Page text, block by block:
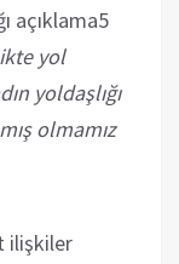
açıklama5
yol
yoldaşlığı
olmamız
ilişkiler